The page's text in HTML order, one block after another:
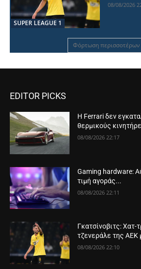
SUPER LEAGUE 1
08/08/2026
Φόρτωση περισσοτέρων
EDITOR PICKS
Η Ferrari δεν
θερμικούς
08/08/2026 22:17
Gaming hardware:
τιμή αγοράς...
08/08/2026 22:11
Γκατσίνοβιτς: Χατ-
τζενεράλε της ΑΕΚ
08/08/2026 22:10